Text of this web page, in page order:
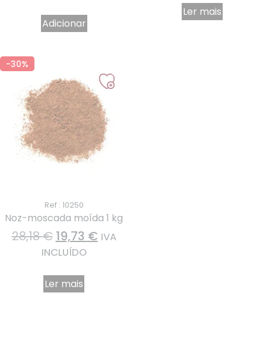
Adicionar
Ler mais
-30%
Ref : 10250
Noz-moscada moída 1 kg
28,18€ 19,73 € IVA
INCLUÍDO
Ler mais